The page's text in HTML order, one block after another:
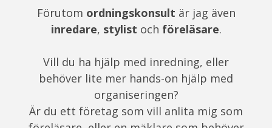
Förutom ordningskonsult är jag även
inredare, stylist och föreläsare.
Vill du ha hjälp med inredning, eller
behöver lite mer hands-on hjälp med
organiseringen?
Är du ett företag som vill anlita mig som